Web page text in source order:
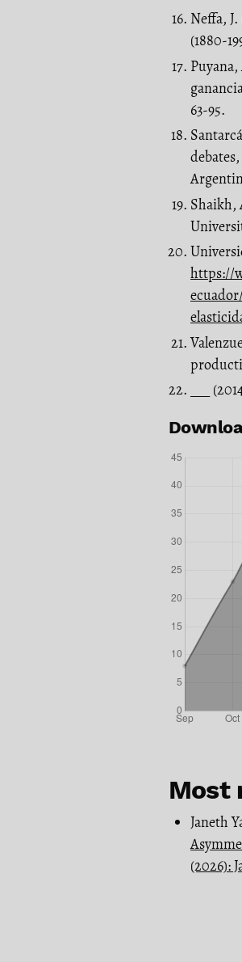
Neffa,
(1880-
63-95.
Shaikh,
https://
___
Most
Janeth
(2026):